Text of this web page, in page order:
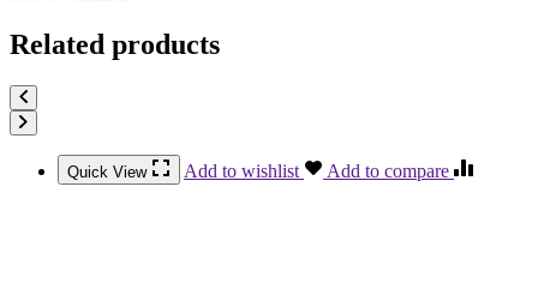
Related products
Quick View Add to wishlist Add to compare